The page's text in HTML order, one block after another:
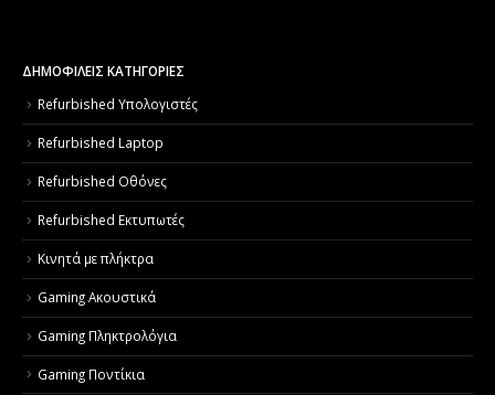
ΔΗΜΟΦΙΛΕΙΣ ΚΑΤΗΓΟΡΙΕΣ
Refurbished Υπολογιστές
Refurbished Laptop
Refurbished Οθόνες
Refurbished Εκτυπωτές
Κινητά με πλήκτρα
Gaming Ακουστικά
Gaming Πληκτρολόγια
Gaming Ποντίκια